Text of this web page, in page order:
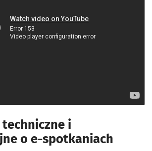
i
o e-spotkaniach